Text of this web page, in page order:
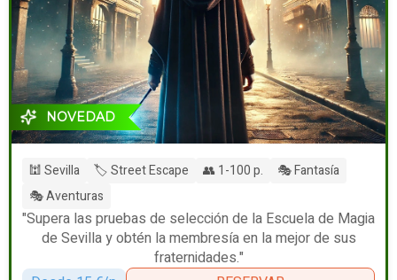
NOVEDAD
🕍 Sevilla 🏷️ Street Escape 👥 1-100 p.
🎭 Fantasía
🎭 Aventuras
"Supera las pruebas de selección de la Escuela de Magia
de Sevilla y obtén la membresía en la mejor de sus
fraternidades."